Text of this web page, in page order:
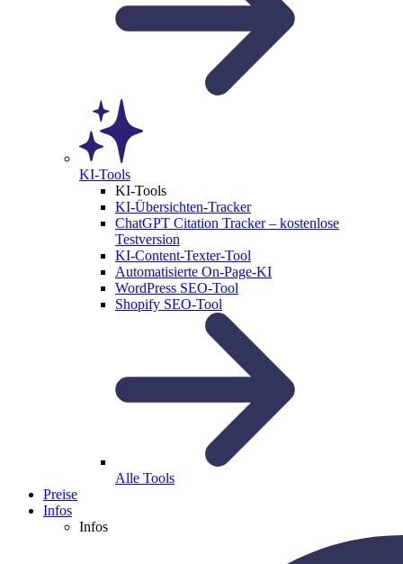
KI-Tools
KI-Tools
KI-Übersichten-Tracker
ChatGPT Citation Tracker – kostenlose
Testversion
KI-Content-Texter-Tool
Automatisierte On-Page-KI
WordPress SEO-Tool
Shopify SEO-Tool
Alle Tools
Preise
Infos
Infos